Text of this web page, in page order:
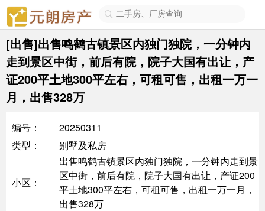

[出售]出售鸣鹤古镇景区内独门独院，一分钟内
走到景区中街，前后有院，院子大国有出让，产
证200平土地300平左右，可租可售，出租一万一
月，出售328万
编号：
20250311
类型：
别墅及私房
小区：
出售鸣鹤古镇景区内独门独院，一分钟内走到景
区中街，前后有院，院子大国有出让，产证200
平土地300平左右，可租可售，出租一万一月，
出售328万